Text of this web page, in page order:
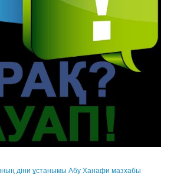
діни ұстанымы Абу Ханафи мазхабы